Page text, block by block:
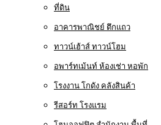
ที่ดิน
อาคารพาณิชย์ ตึกแถว
ทาวน์เฮ้าส์ ทาวน์โฮม
อพาร์ทเม้นท์ ห้องเช่า หอพัก
โรงงาน โกดัง คลังสินค้า
รีสอร์ท โรงแรม